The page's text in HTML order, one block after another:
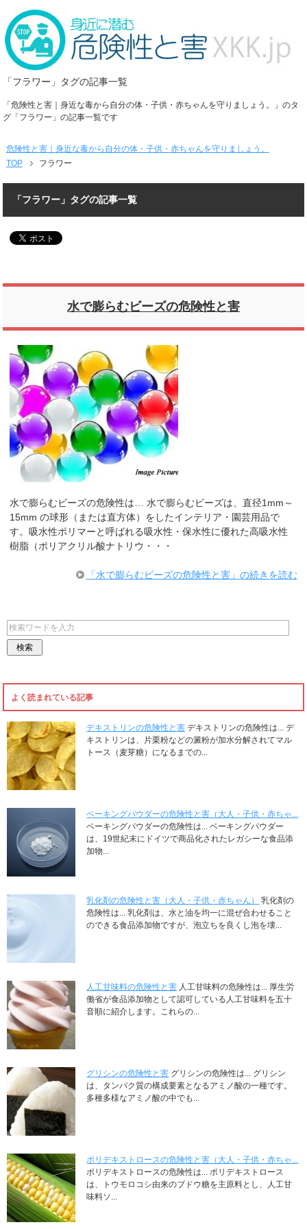
「フラワー」タグの記事一覧
「危険性と害｜身近な毒から自分の体・子供・赤ちゃんを守りましょう。」のタ
グ「フラワー」の記事一覧です
危険性と害｜身近な毒から自分の体・子供・赤ちゃんを守りましょう。
TOP
フラワー
「フラワー」タグの記事一覧
水で膨らむビーズの危険性と害
水で膨らむビーズの危険性は… 水で膨らむビーズは、直径1mm～
15mm の球形（または直方体）をしたインテリア・園芸用品で
す。吸水性ポリマーと呼ばれる吸水性・保水性に優れた高吸水性
樹脂（ポリアクリル酸ナトリウ・・・
「水で膨らむビーズの危険性と害」の続きを読む
よく読まれている記事
デキストリンの危険性と害 デキストリンの危険性は... デ
キストリンは、片栗粉などの澱粉が加水分解されてマル
トース（麦芽糖）になるまでの...
ベーキングパウダーの危険性と害（大人・子供・赤ちゃ...
ベーキングパウダーの危険性は... ベーキングパウダー
は、19世紀末にドイツで商品化されたレガシーな食品添
加物...
乳化剤の危険性と害（大人・子供・赤ちゃん）
乳化剤の
危険性は... 乳化剤は、水と油を均一に混ぜ合わせること
のできる食品添加物ですが、泡立ちを良くし泡を壊...
人工甘味料の危険性と害 人工甘味料の危険性は... 厚生労
働省が食品添加物として認可している人工甘味料を五十
音順に紹介します。これらの...
グリシンの危険性と害 グリシンの危険性は... グリシン
は、タンパク質の構成要素となるアミノ酸の一種です。
多種多様なアミノ酸の中でも...
ポリデキストロースの危険性と害（大人・子供・赤ちゃ...
ポリデキストロースの危険性は... ポリデキストロース
は、トウモロコシ由来のブドウ糖を主原料とし、人工甘
味料ソ...